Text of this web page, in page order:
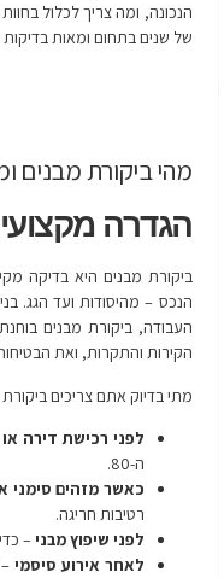
הנכונה, ומה צריך לכלול
של שנים בתחום ומאות בדיקות
מהי ביקורת מבנים
הגדרה
ביקורת מבנים היא בדיקה
הנכס – מהיסודות ועד הגג.
העבודה, ביקורת מבנים
הקירות והתקרות, ואת
מתי בדיוק אתם צריכים
לפני רכישת דירה או
ה-80.
כאשר מזהים סימני
רטיבות חריגה.
לפני שיפוץ מבני –
לאחר אירוע סיסמי